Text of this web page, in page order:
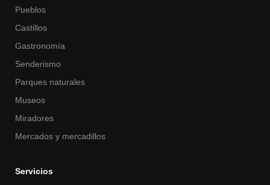
Pueblos
Castillos
Gastronomía
Senderismo
Parques naturales
Museos
Miradores
Mercados y mercadillos
Servicios